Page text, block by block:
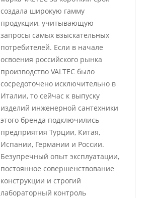
создала широкую гамму
продукции, учитывающую
запросы самых взыскательных
потребителей. Если в начале
освоения российского рынка
производство VALTEC было
сосредоточено исключительно в
Италии, то сейчас к выпуску
изделий инженерной сантехники
этого бренда подключились
предприятия Турции, Китая,
Испании, Германии и России.
Безупречный опыт эксплуатации,
постоянное совершенствование
конструкции и строгий
лабораторный контроль